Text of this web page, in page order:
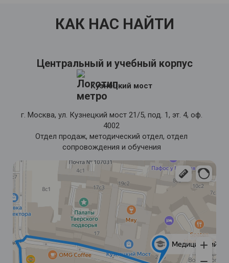
КАК НАС НАЙТИ
Центральный и учебный корпус
Кузнецкий мост
г. Москва, ул. Кузнецкий мост 21/5, под. 1, эт. 4, оф.
4002
Отдел продаж, методический отдел, отдел
сопровождения и обучения